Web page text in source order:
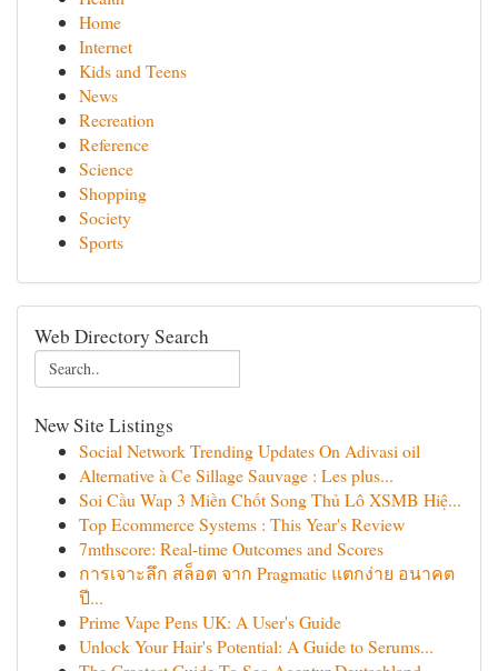
Home
Internet
Kids and Teens
News
Recreation
Reference
Science
Shopping
Society
Sports
Web Directory Search
New Site Listings
Social Network Trending Updates On Adivasi oil
Alternative à Ce Sillage Sauvage : Les plus...
Soi Cầu Wap 3 Miền Chốt Song Thủ Lô XSMB Hiệ...
Top Ecommerce Systems : This Year's Review
7mthscore: Real-time Outcomes and Scores
การเจาะลึก สล็อต จาก Pragmatic แตกง่าย อนาคต
ปี...
Prime Vape Pens UK: A User's Guide
Unlock Your Hair's Potential: A Guide to Serums...